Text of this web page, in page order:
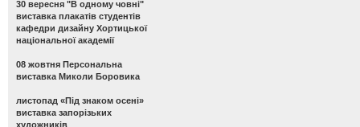
30 вересня "В одному човні"
виставка плакатів студентів
кафедри дизайну Хортицької
національної академії
08 жовтня Персональна
виставка Миколи Боровика
листопад «Під знаком осені»
виставка запорізьких
художників